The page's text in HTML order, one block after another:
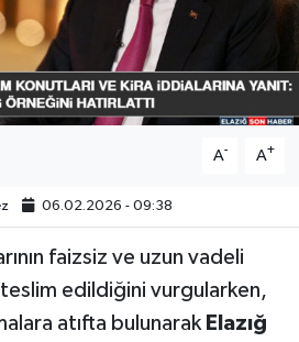
A- A+
06.02.2026 - 09:38
faizsiz ve uzun vadeli
edildiğini vurgularken,
atıfta bulunarak Elazığ